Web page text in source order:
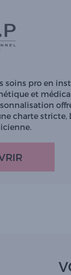
soins pro en
et
charte stricte,